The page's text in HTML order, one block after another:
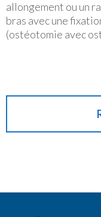
allongement ou un
bras avec une
(ostéotomie avec